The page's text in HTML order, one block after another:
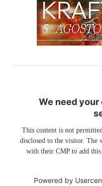
We need
This content is not
disclosed to the visitor. The
with their CMP to add
Powered by